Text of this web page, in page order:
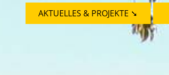
AKTUELLES & PROJEKTE ➘